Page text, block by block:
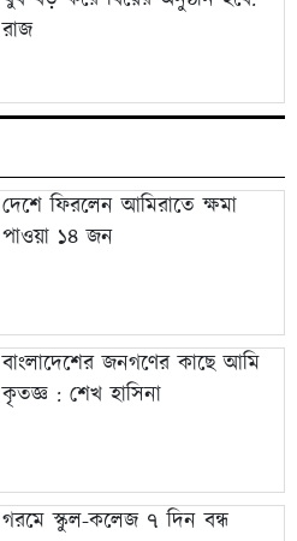
রাজ
দেশে ফিরলেন আমিরাতে ক্ষমা
পাওয়া ১৪ জন
বাংলাদেশের জনগণের কাছে আমি
কৃতজ্ঞ : শেখ হাসিনা
গরমে স্কুল-কলেজ ৭ দিন বন্ধ